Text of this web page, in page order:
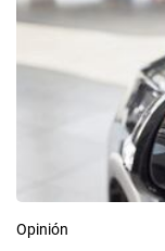
Opinión